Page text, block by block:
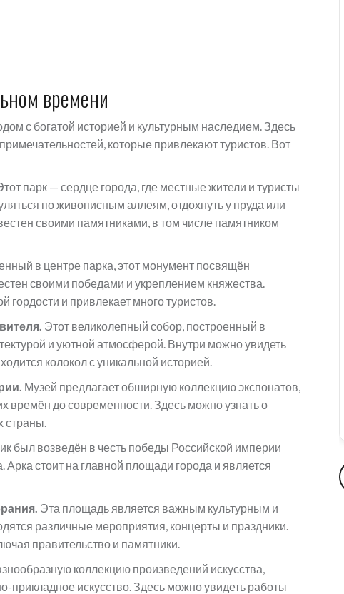
времени
с богатой историей и культурным наследием. Здесь
которые привлекают туристов. Вот
парк — сердце города, где местные жители и туристы
по живописным аллеям, отдохнуть у пруда или
своими памятниками, в том числе памятником
в центре парка, этот монумент посвящён
своими победами и укреплением княжества.
и привлекает много туристов.
Этот великолепный собор, построенный в
и уютной атмосферой. Внутри можно увидеть
колокол с уникальной историей.
Музей предлагает обширную коллекцию экспонатов,
времён до современности. Здесь можно узнать о
страны.
был возведён в честь победы Российской империи
стоит на главной площади города и является
Эта площадь является важным культурным и
различные мероприятия, концерты и праздники.
правительство и памятники.
коллекцию произведений искусства,
прикладное искусство. Здесь можно увидеть работы